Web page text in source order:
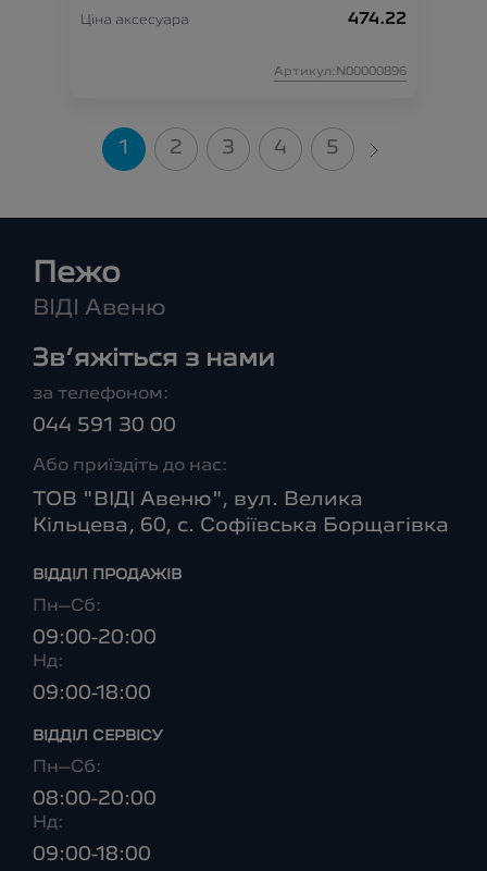
Ціна аксесуара 474.22
Артикул:N00000896
1 2 3 4 5
Пежо
ВІДІ Авеню
Зв’яжіться з нами
за телефоном:
044 591 30 00
Або приїздіть до нас:
ТОВ "ВІДІ Авеню", вул. Велика
Кільцева, 60, с. Софіївська Борщагівка
ВІДДІЛ ПРОДАЖІВ
Пн–Сб:
09:00-20:00
Нд:
09:00-18:00
ВІДДІЛ CЕРВІСУ
Пн–Сб:
08:00-20:00
Нд:
09:00-18:00